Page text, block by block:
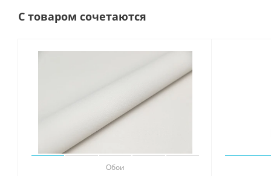
С товаром сочетаются
Обои